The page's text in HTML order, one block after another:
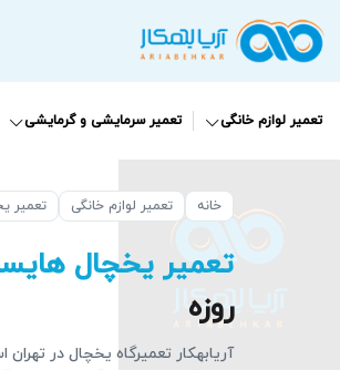
تعمیر لوازم خانگی تعمیر سرمایشی و گرمایشی
خانه تعمیر لوازم خانگی تعمیر
تعمیر یخچال
روزه
آریابهکار تعمیرگاه یخچال در